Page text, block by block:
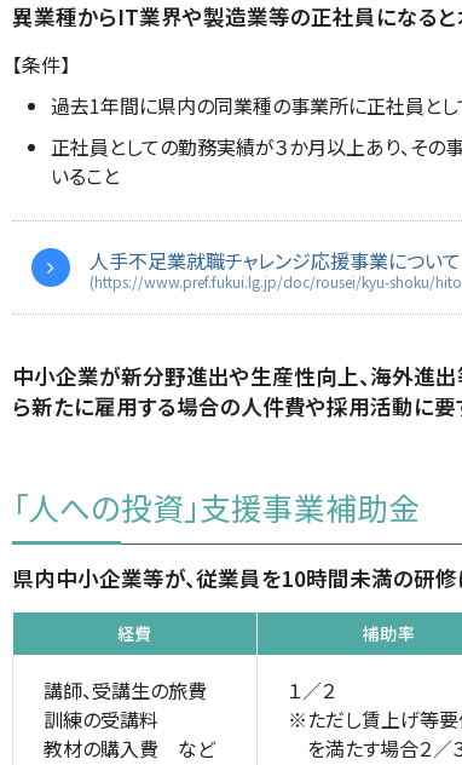
異業種からIT業界や製造業等の正社員になる
【条件】
過去1年間に県内の同業種の事業所に正社員とし
正社員としての勤務実績が３か月以上あり、その
いること
人手不足業就職チャレンジ応援事業について
(https://www.pref.fukui.lg.jp/doc/rousei/kyu-shoku/
中小企業が新分野進出や生産性向上、海外進
ら新たに雇用する場合の人件費や採用活動に
「人への投資」支援事業補助金
県内中小企業等が、従業員を10時間未満の研
経費 補助率
講師、受講生の旅費
訓練の受講料
教材の購入費 など
１／２
※ただし賃上げ等
を満たす場合２／